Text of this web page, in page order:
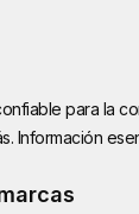
para la
Información